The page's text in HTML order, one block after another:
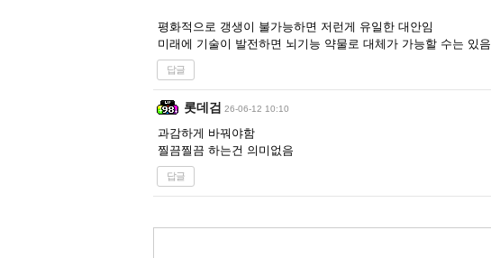
평화적으로 갱생이 불가능하면 저런게 유일한 대안임
미래에 기술이 발전하면 뇌기능 약물로 대체가 가능할 수는 있음
답글
롯데검 26-06-12 10:10
과감하게 바꿔야함
찔끔찔끔 하는건 의미없음
답글